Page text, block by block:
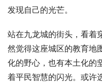
发现自己的光芒。
站在九龙城的街头，看着
然觉得这座城区的教育地
化的野心，也有本土化的
着平民智慧的闪光。或许